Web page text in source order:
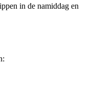
in de namiddag en